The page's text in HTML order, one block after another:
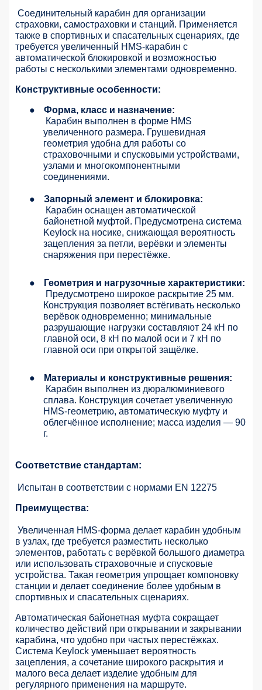
Соединительный карабин для организации
страховки, самостраховки и станций. Применяется
также в спортивных и спасательных сценариях, где
требуется увеличенный HMS-карабин с
автоматической блокировкой и возможностью
работы с несколькими элементами одновременно.
Конструктивные особенности:
●
Форма, класс и назначение:
Карабин выполнен в форме HMS
увеличенного размера. Грушевидная
геометрия удобна для работы со
страховочными и спусковыми устройствами,
узлами и многокомпонентными
соединениями.
●
Запорный элемент и блокировка:
Карабин оснащен автоматической
байонетной муфтой. Предусмотрена система
Keylock на носике, снижающая вероятность
зацепления за петли, верёвки и элементы
снаряжения при перестёжке.
●
Геометрия и нагрузочные характеристики:
Предусмотрено широкое раскрытие 25 мм.
Конструкция позволяет встёгивать несколько
верёвок одновременно; минимальные
разрушающие нагрузки составляют 24 кН по
главной оси, 8 кН по малой оси и 7 кН по
главной оси при открытой защёлке.
●
Материалы и конструктивные решения:
Карабин выполнен из дюралюминиевого
сплава. Конструкция сочетает увеличенную
HMS-геометрию, автоматическую муфту и
облегчённое исполнение; масса изделия — 90
г.
Соответствие стандартам:
Испытан в соответствии с нормами EN 12275
Преимущества:
Увеличенная HMS-форма делает карабин удобным
в узлах, где требуется разместить несколько
элементов, работать с верёвкой большого диаметра
или использовать страховочные и спусковые
устройства. Такая геометрия упрощает компоновку
станции и делает соединение более удобным в
спортивных и спасательных сценариях.
Автоматическая байонетная муфта сокращает
количество действий при открывании и закрывании
карабина, что удобно при частых перестёжках.
Система Keylock уменьшает вероятность
зацепления, а сочетание широкого раскрытия и
малого веса делает изделие удобным для
регулярного применения на маршруте.